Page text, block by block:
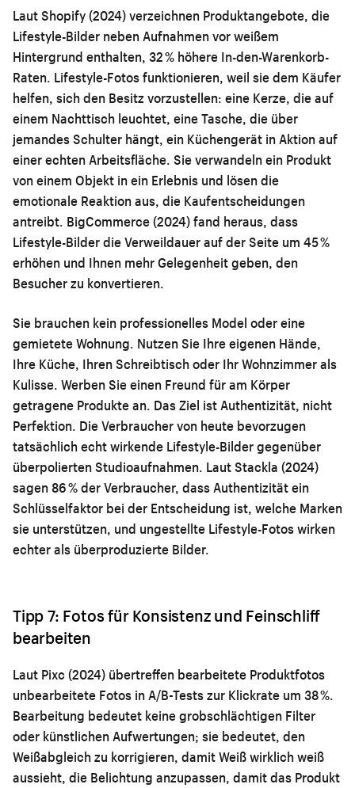
Laut Shopify (2024) verzeichnen Produktangebote, die
Lifestyle-Bilder neben Aufnahmen vor weißem
Hintergrund enthalten, 32 % höhere In-den-Warenkorb-
Raten. Lifestyle-Fotos funktionieren, weil sie dem Käufer
helfen, sich den Besitz vorzustellen: eine Kerze, die auf
einem Nachttisch leuchtet, eine Tasche, die über
jemandes Schulter hängt, ein Küchengerät in Aktion auf
einer echten Arbeitsfläche. Sie verwandeln ein Produkt
von einem Objekt in ein Erlebnis und lösen die
emotionale Reaktion aus, die Kaufentscheidungen
antreibt. BigCommerce (2024) fand heraus, dass
Lifestyle-Bilder die Verweildauer auf der Seite um 45 %
erhöhen und Ihnen mehr Gelegenheit geben, den
Besucher zu konvertieren.
Sie brauchen kein professionelles Model oder eine
gemietete Wohnung. Nutzen Sie Ihre eigenen Hände,
Ihre Küche, Ihren Schreibtisch oder Ihr Wohnzimmer als
Kulisse. Werben Sie einen Freund für am Körper
getragene Produkte an. Das Ziel ist Authentizität, nicht
Perfektion. Die Verbraucher von heute bevorzugen
tatsächlich echt wirkende Lifestyle-Bilder gegenüber
überpolierten Studioaufnahmen. Laut Stackla (2024)
sagen 86 % der Verbraucher, dass Authentizität ein
Schlüsselfaktor bei der Entscheidung ist, welche Marken
sie unterstützen, und ungestellte Lifestyle-Fotos wirken
echter als überproduzierte Bilder.
Tipp 7: Fotos für Konsistenz und Feinschliff
bearbeiten
Laut Pixc (2024) übertreffen bearbeitete Produktfotos
unbearbeitete Fotos in A/B-Tests zur Klickrate um 38 %.
Bearbeitung bedeutet keine grobschlächtigen Filter
oder künstlichen Aufwertungen; sie bedeutet, den
Weißabgleich zu korrigieren, damit Weiß wirklich weiß
aussieht, die Belichtung anzupassen, damit das Produkt